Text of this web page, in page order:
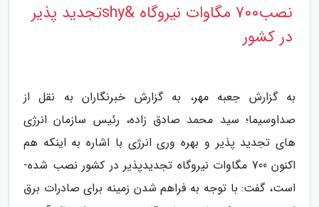
نصب700 مگاوات نیروگاه &shyتجدید پذیر
در کشور
به گزارش جعبه مهر، به گزارش خبرنگاران به نقل از
صداوسیما؛ ­­سید محمد صادق زاده، رئیس سازمان انرژی
های تجدید پذیر و بهره وری انرژی ­­با اشاره به اینکه هم
اکنون 700 مگاوات نیروگاه ­تجدیدپذیر در کشور نصب شده­
است­، گفت:­ با توجه به فراهم شدن زمینه برای صادرات برق